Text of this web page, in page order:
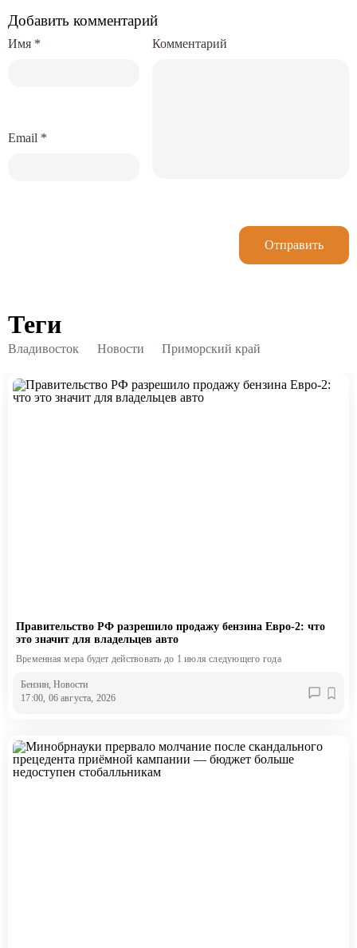
Добавить комментарий
Комментарий
Имя *
Email *
Отправить
Теги
Владивосток Новости Приморский край
Правительство РФ разрешило продажу бензина Евро-2: что
это значит для владельцев авто
Временная мера будет действовать до 1 июля следующего года
Бензин, Новости
17:00, 06 августа, 2026